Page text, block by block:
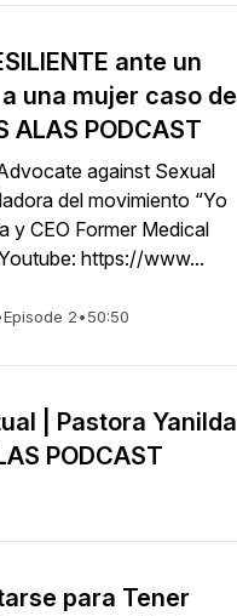
ante un
a una mujer caso de
ALAS PODCAST
against Sexual
del movimiento “Yo
y CEO Former Medical
https://www...
Episode 2•50:50
| Pastora Yanilda
PODCAST
para Tener